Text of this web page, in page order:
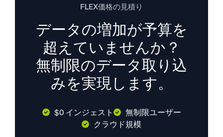
FLEX価格の見積り
データの増加が予算を
超えていませんか？
無制限のデータ取り込
みを実現します。
$0 インジェスト
無制限ユーザー
クラウド規模